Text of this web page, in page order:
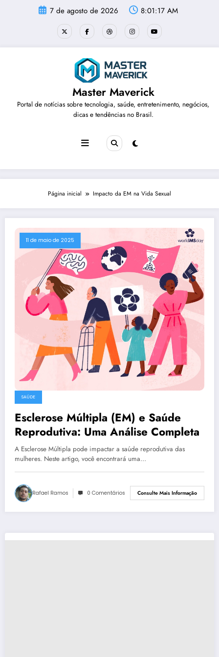
7 de agosto de 2026 8:01:17 AM
Master Maverick
Portal de notícias sobre tecnologia, saúde, entretenimento, negócios,
dicas e tendências no Brasil.
Página inicial Impacto da EM na Vida Sexual
11 de maio de 2025
SAÚDE
Esclerose Múltipla (EM) e Saúde
Reprodutiva: Uma Análise Completa
A Esclerose Múltipla pode impactar a saúde reprodutiva das
mulheres. Neste artigo, você encontrará uma…
Rafael Ramos 0 Comentários Consulte Mais Informação